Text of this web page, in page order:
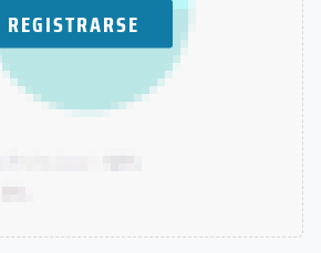
REGISTRARSE